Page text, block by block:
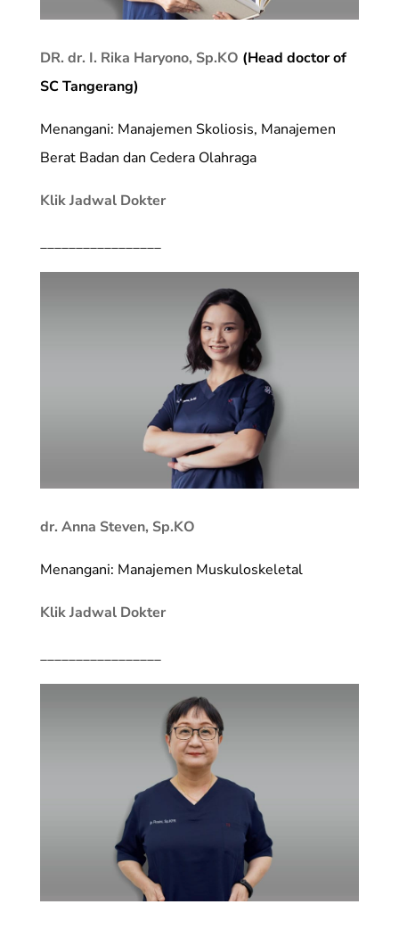
DR. dr. I. Rika Haryono, Sp.KO (Head doctor of
SC Tangerang)
Menangani: Manajemen Skoliosis, Manajemen
Berat Badan dan Cedera Olahraga
Klik Jadwal Dokter
_________________
dr. Anna Steven, Sp.KO
Menangani: Manajemen Muskuloskeletal
Klik Jadwal Dokter
_________________